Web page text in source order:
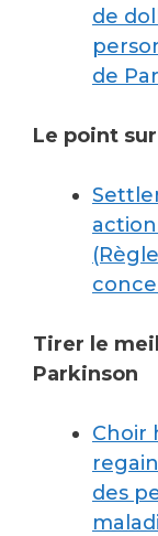
de
de
Le point
Tirer le
Parkinson
Choir
des